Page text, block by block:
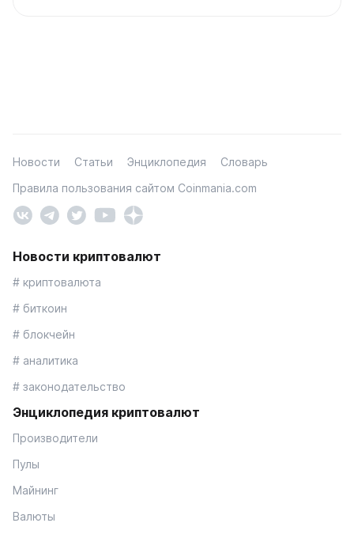
Новости Статьи Энциклопедия
Словарь
Правила пользования сайтом Coinmania.com
Новости криптовалют
# криптовалюта
# биткоин
# блокчейн
# аналитика
# законодательство
Энциклопедия криптовалют
Производители
Пулы
Майнинг
Валюты